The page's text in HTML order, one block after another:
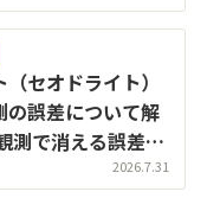
セオドライト）
の誤差について解
測で消える誤差、
2026.7.31